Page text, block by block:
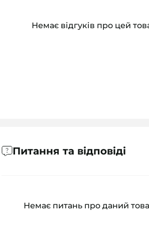
Немає відгуків про цей
Питання та відповіді
Немає питань про даний